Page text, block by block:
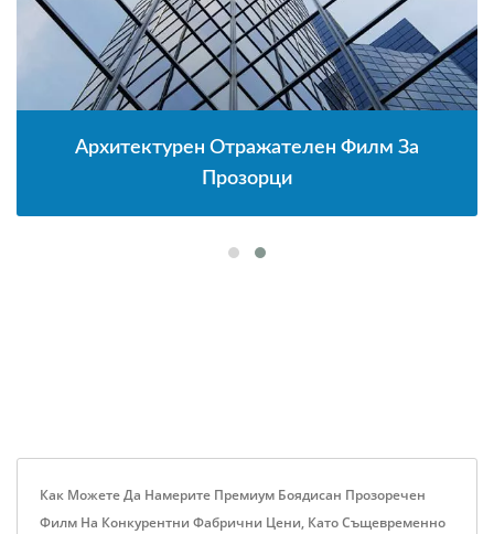
Архитектурен Отражателен Филм За
Прозорци
Как Можете Да Намерите Премиум Боядисан Прозоречен
Филм На Конкурентни Фабрични Цени, Като Същевременно